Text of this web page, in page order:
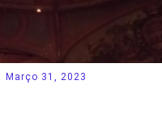
Março 31, 2023